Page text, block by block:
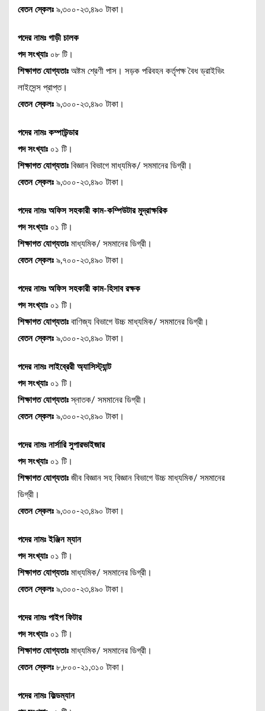
বেতন স্কেলঃ ৯,৩০০-২৩,৪৯০ টাকা।
পদের নামঃ গাড়ী চালক
পদ সংখ্যাঃ ০৮ টি।
শিক্ষাগত যোগ্যতাঃ অষ্টম শ্রেণী পাস। সড়ক পরিবহন কর্তৃপক্ষ বৈধ ড্রাইভিং
লাইসেন্স প্রাপ্ত।
বেতন স্কেলঃ ৯,৩০০-২৩,৪৯০ টাকা।
পদের নামঃ কম্পাউন্ডার
পদ সংখ্যাঃ ০১ টি।
শিক্ষাগত যোগ্যতাঃ বিজ্ঞান বিভাগে মাধ্যমিক/ সমমানের ডিগ্রী।
বেতন স্কেলঃ ৯,৩০০-২৩,৪৯০ টাকা।
পদের নামঃ অফিস সহকারী কাম-কম্পিউটার মুদ্রাক্ষরিক
পদ সংখ্যাঃ ০১ টি।
শিক্ষাগত যোগ্যতাঃ মাধ্যমিক/ সমমানের ডিগ্রী।
বেতন স্কেলঃ ৯,৭০০-২৩,৪৯০ টাকা।
পদের নামঃ অফিস সহকারী কাম-হিসাব রক্ষক
পদ সংখ্যাঃ ০১ টি।
শিক্ষাগত যোগ্যতাঃ বাণিজ্য বিভাগে উচ্চ মাধ্যমিক/ সমমানের ডিগ্রী।
বেতন স্কেলঃ ৯,৩০০-২৩,৪৯০ টাকা।
পদের নামঃ লাইব্রেরী অ্যাসিস্ট্যান্ট
পদ সংখ্যাঃ ০১ টি।
শিক্ষাগত যোগ্যতাঃ স্নাতক/ সমমানের ডিগ্রী।
বেতন স্কেলঃ ৯,৩০০-২৩,৪৯০ টাকা।
পদের নামঃ নার্সারি সুপারভাইজার
পদ সংখ্যাঃ ০১ টি।
শিক্ষাগত যোগ্যতাঃ জীব বিজ্ঞান সহ বিজ্ঞান বিভাগে উচ্চ মাধ্যমিক/ সমমানের
ডিগ্রী।
বেতন স্কেলঃ ৯,৩০০-২৩,৪৯০ টাকা।
পদের নামঃ ইঞ্জিন ম্যান
পদ সংখ্যাঃ ০১ টি।
শিক্ষাগত যোগ্যতাঃ মাধ্যমিক/ সমমানের ডিগ্রী।
বেতন স্কেলঃ ৯,৩০০-২৩,৪৯০ টাকা।
পদের নামঃ পাইপ ফিটার
পদ সংখ্যাঃ ০১ টি।
শিক্ষাগত যোগ্যতাঃ মাধ্যমিক/ সমমানের ডিগ্রী।
বেতন স্কেলঃ ৮,৮০০-২১,৩১০ টাকা।
পদের নামঃ ফিল্ডম্যান